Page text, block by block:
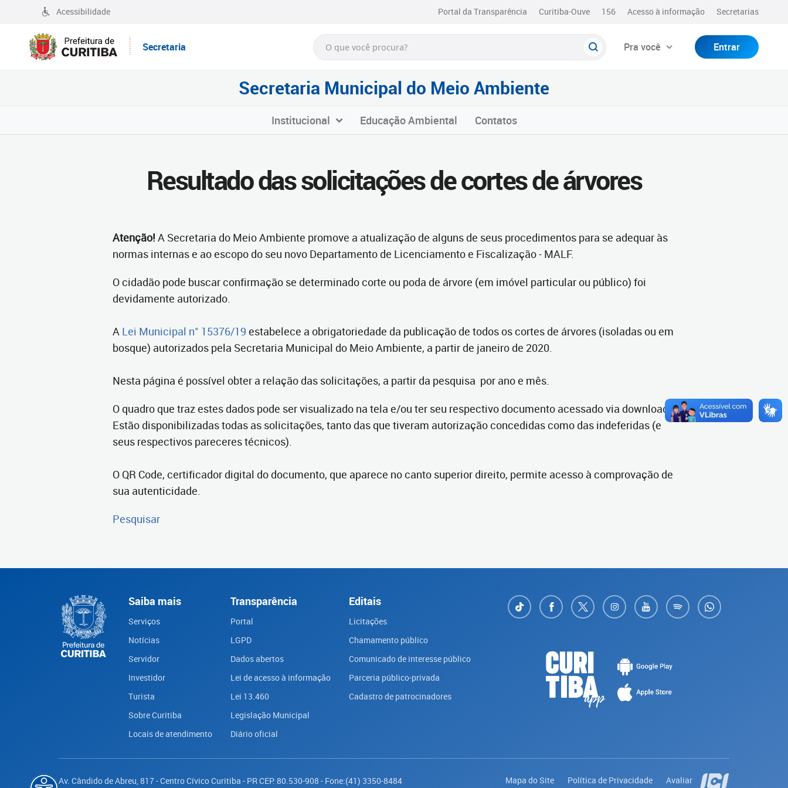
Acessibilidade Portal da Transparência Curitiba-Ouve 156 Acesso à informação Secretarias
Secretaria Pra você Entrar
Secretaria Municipal do Meio Ambiente
Institucional Educação Ambiental Contatos
Resultado das solicitações de cortes de árvores
Atenção! A Secretaria do Meio Ambiente promove a atualização de alguns de seus procedimentos para se adequar às
normas internas e ao escopo do seu novo Departamento de Licenciamento e Fiscalização - MALF.
O cidadão pode buscar confirmação se determinado corte ou poda de árvore (em imóvel particular ou público) foi
devidamente autorizado.
A Lei Municipal n° 15376/19 estabelece a obrigatoriedade da publicação de todos os cortes de árvores (isoladas ou em
bosque) autorizados pela Secretaria Municipal do Meio Ambiente, a partir de janeiro de 2020.
Nesta página é possível obter a relação das solicitações, a partir da pesquisa por ano e mês.
O quadro que traz estes dados pode ser visualizado na tela e/ou ter seu respectivo documento acessado via download.
Estão disponibilizadas todas as solicitações, tanto das que tiveram autorização concedidas como das indeferidas (e
seus respectivos pareceres técnicos).
O QR Code, certificador digital do documento, que aparece no canto superior direito, permite acesso à comprovação de
sua autenticidade.
Pesquisar
Saiba mais
Serviços
Notícias
Servidor
Investidor
Turista
Sobre Curitiba
Locais de atendimento
Transparência
Portal
LGPD
Dados abertos
Lei de acesso à informação
Lei 13.460
Legislação Municipal
Diário oficial
Editais
Licitações
Chamamento público
Comunicado de interesse público
Parceria público-privada
Cadastro de patrocinadores
Av. Cândido de Abreu, 817 - Centro Cívico Curitiba - PR CEP: 80.530-908 - Fone:(41) 3350-8484 Mapa do Site Política de Privacidade Avaliar